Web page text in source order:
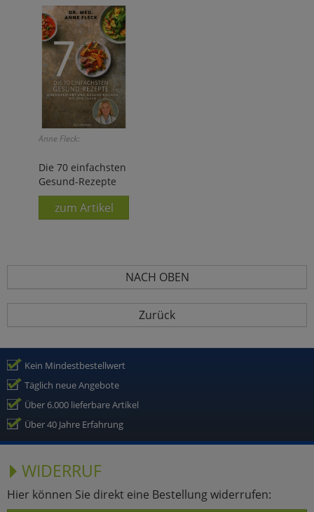
Anne Fleck:
Die 70 einfachsten
Gesund-Rezepte
zum Artikel
NACH OBEN
Zurück
Kein Mindestbestellwert
Täglich neue Angebote
Über 6.000 lieferbare Artikel
Über 40 Jahre Erfahrung
WIDERRUF
Hier können Sie direkt eine Bestellung widerrufen: